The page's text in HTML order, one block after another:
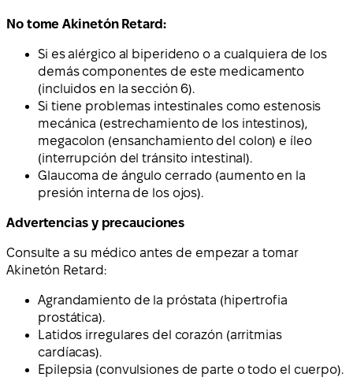
No tome Akinetón Retard:
Si es alérgico al biperideno o a cualquiera de los
demás componentes de este medicamento
(incluidos en la sección 6).
Si tiene problemas intestinales como estenosis
mecánica (estrechamiento de los intestinos),
megacolon (ensanchamiento del colon) e íleo
(interrupción del tránsito intestinal).
Glaucoma de ángulo cerrado (aumento en la
presión interna de los ojos).
Advertencias y precauciones
Consulte a su médico antes de empezar a tomar
Akinetón Retard:
Agrandamiento de la próstata (hipertrofia
prostática).
Latidos irregulares del corazón (arritmias
cardíacas).
Epilepsia (convulsiones de parte o todo el cuerpo).